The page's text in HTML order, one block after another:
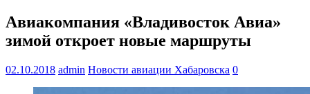
Авиакомпания «Владивосток Авиа»
зимой откроет новые маршруты
02.10.2018 admin Новости авиации Хабаровска 0